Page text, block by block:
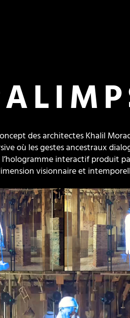
des architectes Khalil
où les gestes ancestraux
interactif produit
visionnaire et